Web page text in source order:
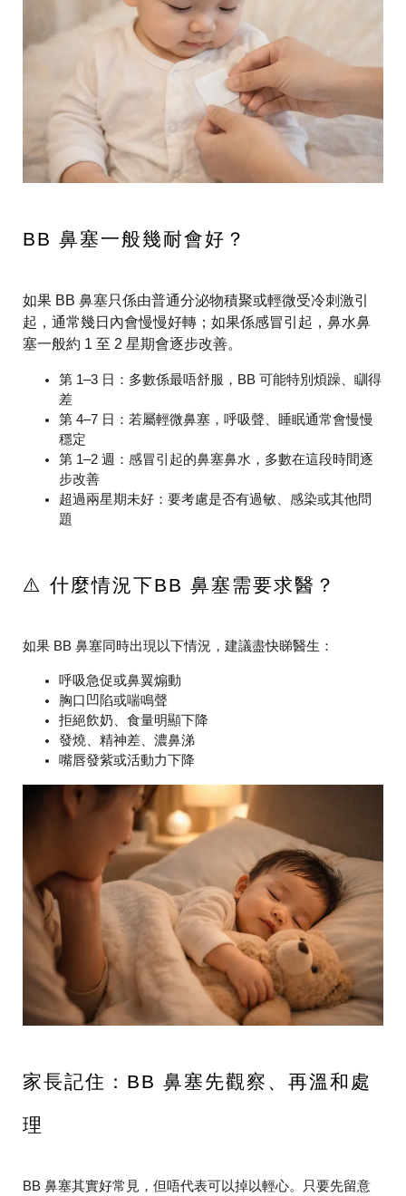
BB 鼻塞一般幾耐會好？
如果 BB 鼻塞只係由普通分泌物積聚或輕微受冷刺激引
起，通常幾日內會慢慢好轉；如果係感冒引起，鼻水鼻
塞一般約 1 至 2 星期會逐步改善。
第 1–3 日 ：多數係最唔舒服，BB 可能特別煩躁、瞓得
差
第 4–7 日 ：若屬輕微鼻塞，呼吸聲、睡眠通常會慢慢
穩定
第 1–2 週 ：感冒引起的鼻塞鼻水，多數在這段時間逐
步改善
超過兩星期未好 ：要考慮是否有過敏、感染或其他問
題
⚠️ 什麼情況下BB 鼻塞需要求醫？
如果 BB 鼻塞同時出現以下情況，建議盡快睇醫生：
呼吸急促或鼻翼煽動
胸口凹陷或喘鳴聲
拒絕飲奶、食量明顯下降
發燒、精神差、濃鼻涕
嘴唇發紫或活動力下降
家長記住：BB 鼻塞先觀察、再溫和處
理
BB 鼻塞其實好常見，但唔代表可以掉以輕心。只要先留意